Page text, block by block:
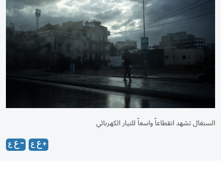
السنغال تشهد انقطاعاً واسعاً للتيار الكهربائي